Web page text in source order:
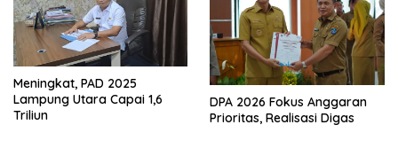
Meningkat, PAD 2025
Lampung Utara Capai 1,6
Triliun
DPA 2026 Fokus Anggaran
Prioritas, Realisasi Digas